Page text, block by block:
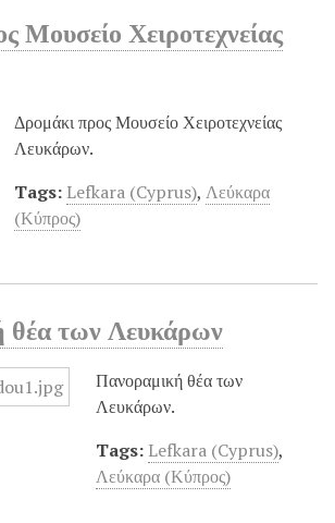
Μουσείο Χειροτεχνείας
Δρομάκι προς Μουσείο Χειροτεχνείας
Λευκάρων.
Tags: Lefkara (Cyprus), Λεύκαρα
(Κύπρος)
θέα των Λευκάρων
Πανοραμική θέα των
Λευκάρων.
Tags: Lefkara (Cyprus),
Λεύκαρα (Κύπρος)